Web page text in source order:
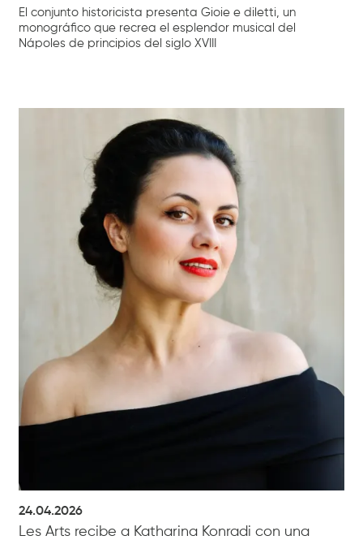
El conjunto historicista presenta Gioie e diletti, un
monográfico que recrea el esplendor musical del
Nápoles de principios del siglo XVIII
24.04.2026
Les Arts recibe a Katharina Konradi con una